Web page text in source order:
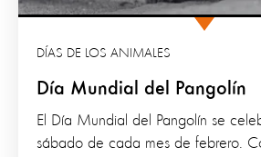
Día Mundial del Pangolín
DÍAS DE LOS ANIMALES
El Día Mundial del Pangolín se
sábado de cada mes de febrero.